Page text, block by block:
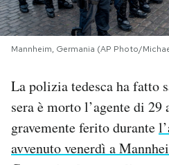
I MIEI PREFERITI
SHOP
CALENDARIO
Mannheim, Germania (AP Photo/
La polizia tedesca ha fatto
sera è morto l’agente di 29
gravemente ferito durante
avvenuto venerdì a